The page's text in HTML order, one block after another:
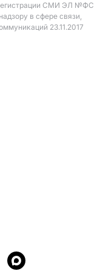
СМИ ЭЛ №ФС
в сфере связи,
23.11.2017